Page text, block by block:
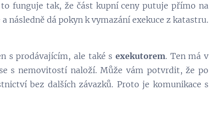
funguje tak, že část kupní ceny putuje přímo na
dá pokyn k vymazání exekuce z katastru.
s prodávajícím, ale také s exekutorem. Ten má v
s nemovitostí naloží. Může vám potvrdit, že po
bez dalších závazků. Proto je komunikace s